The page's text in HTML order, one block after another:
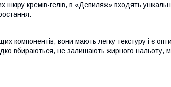
шкіру кремів-гелів, в «Депиляж» входять
компонентів, вони мають легку текстуру і є
вбираються, не залишають жирного нальоту,